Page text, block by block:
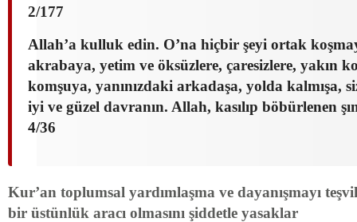
2/177
Allah’a kulluk edin. O’na hiçbir şeyi ortak
akrabaya, yetim ve öksüzlere, çaresizlere, yakın
komşuya, yanınızdaki arkadaşa, yolda kalmışa,
iyi ve güzel davranın. Allah, kasılıp böbürlenen
4/36
Kur’an toplumsal yardımlaşma ve dayanışmayı
bir üstünlük aracı olmasını şiddetle yasaklar